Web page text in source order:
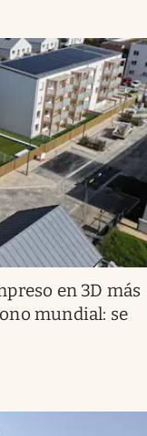
en 3D más
mundial: se